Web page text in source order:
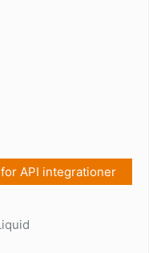
API integrationer